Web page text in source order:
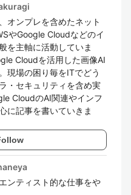
オンプレを含めたネット
やGoogle Cloudなどのイ
を主軸に活動していま
Cloudを活用した画像AI
現場の困り毎をITでどう
・セキュリティを含め実
CloudのAI関連やインフ
に記事を書いていきま
ンティスト的な仕事をや